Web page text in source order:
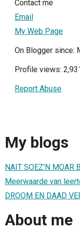
Contact me
Email
My Web Page
On Blogger since:
Profile views:
Report Abuse
My blogs
NAIT SOEZ'N MOAR
Meerwaarde van
DROOM EN DAAD
About me